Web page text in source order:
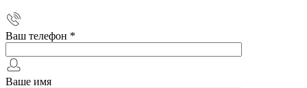
Ваш телефон *
Ваше имя